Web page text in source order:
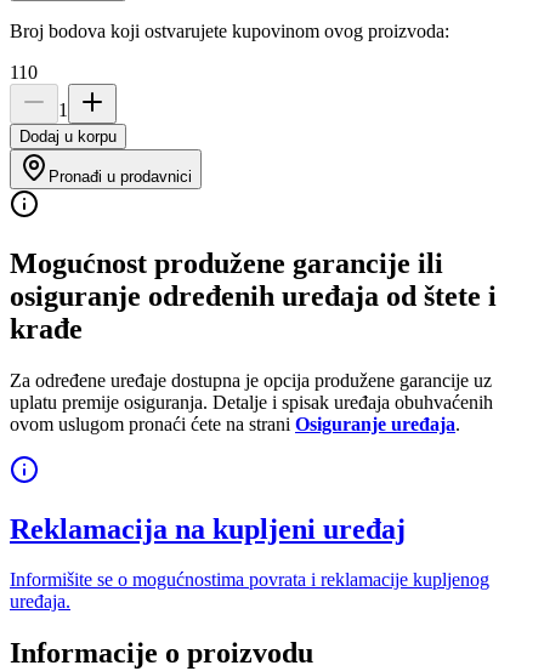
Broj bodova koji ostvarujete kupovinom ovog proizvoda:
110
1
Dodaj u korpu
Pronađi u prodavnici
Mogućnost produžene garancije ili
osiguranje određenih uređaja od štete i
krađe
Za određene uređaje dostupna je opcija produžene garancije uz
uplatu premije osiguranja. Detalje i spisak uređaja obuhvaćenih
ovom uslugom pronaći ćete na strani Osiguranje uređaja.
Reklamacija na kupljeni uređaj
Informišite se o mogućnostima povrata i reklamacije kupljenog
uređaja.
Informacije o proizvodu